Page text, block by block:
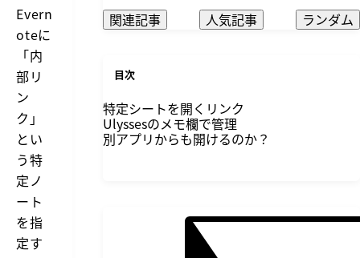
Evern
oteに
「内
部リ
ン
ク」
とい
う特
定ノ
ート
を指
定す
関連記事 人気記事 ランダム
目次
特定シートを開くリンク
Ulyssesのメモ欄で管理
別アプリからも開けるのか？